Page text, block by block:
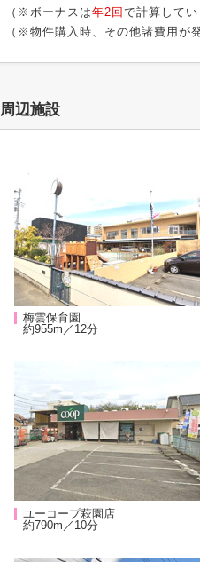
（※ボーナスは年2回 で計算してい
（※物件購入時、その他諸費用が
周辺施設
梅雲保育園
約955m／12分
ユーコープ萩園店
約790m／10分